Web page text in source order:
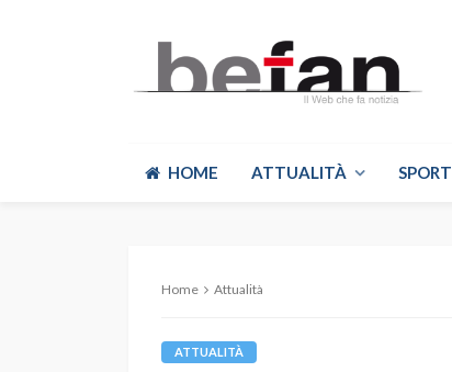
HOME ATTUALITÀ SPORT
Home Attualità
ATTUALITÀ